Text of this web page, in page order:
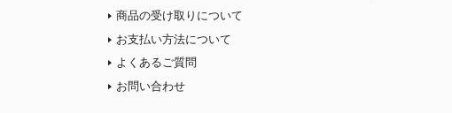
商品の受け取りについて
お支払い方法について
よくあるご質問
お問い合わせ